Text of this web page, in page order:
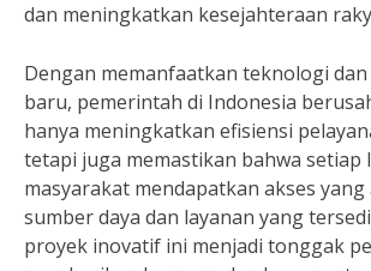
dan meningkatkan kesejahteraan
Dengan memanfaatkan teknologi
baru, pemerintah di Indonesia
hanya meningkatkan efisiensi
tetapi juga memastikan bahwa setiap
masyarakat mendapatkan akses
sumber daya dan layanan yang
proyek inovatif ini menjadi tonggak